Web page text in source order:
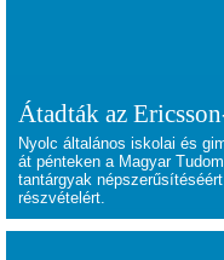
Átadták az
Nyolc általános iskolai és
át pénteken a Magyar
tantárgyak
részvételért.